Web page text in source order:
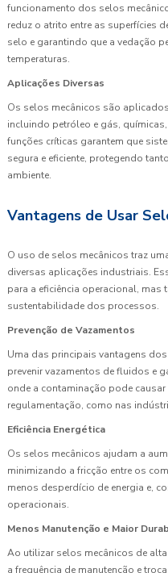
funcionamento dos selos
reduz o atrito entre as superfícies
selo e garantindo que a vedação
temperaturas.
Aplicações Diversas
Os selos mecânicos são
incluindo petróleo e gás,
funções críticas garantem que
segura e eficiente, protegendo
ambiente.
Vantagens de Usar
O uso de selos mecânicos traz
diversas aplicações industriais.
para a eficiência operacional, mas
sustentabilidade dos processos.
Prevenção de Vazamentos
Uma das principais vantagens
prevenir vazamentos de fluidos e
onde a contaminação pode
regulamentação, como nas
Eficiência Energética
Os selos mecânicos ajudam a
minimizando a fricção entre os
menos desperdício de energia e,
operacionais.
Menos Manutenção e Maior
Ao utilizar selos mecânicos de
a frequência de manutenção e